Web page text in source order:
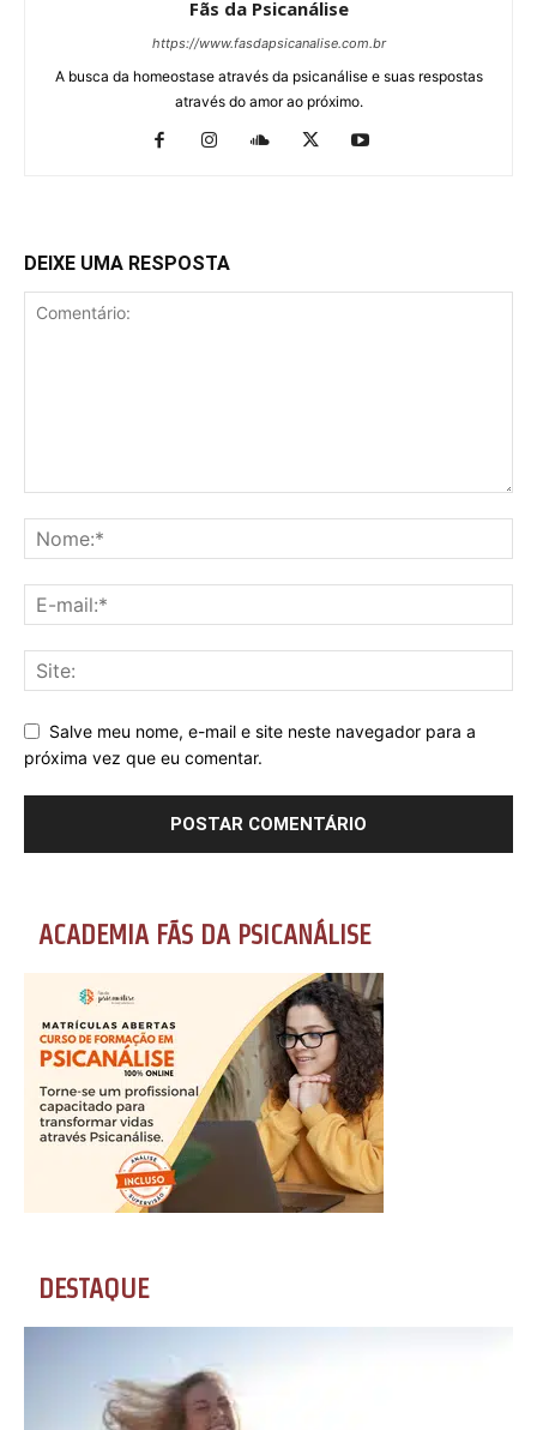
Fãs da Psicanálise
https://www.fasdapsicanalise.com.br
A busca da homeostase através da psicanálise e suas respostas
através do amor ao próximo.
DEIXE UMA RESPOSTA
Salve meu nome, e-mail e site neste navegador para a
próxima vez que eu comentar.
ACADEMIA FÃS DA PSICANÁLISE
DESTAQUE